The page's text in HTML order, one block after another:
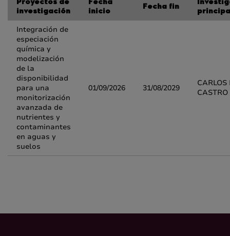
Proyectos de
investigación
Fecha
inicio
Fecha fin
Integración de
especiación
química y
modelización
de la
disponibilidad
para una
monitorización
avanzada de
nutrientes y
contaminantes
en aguas y
suelos
01/09/2026 31/08/2029
CARLOS
CASTRO